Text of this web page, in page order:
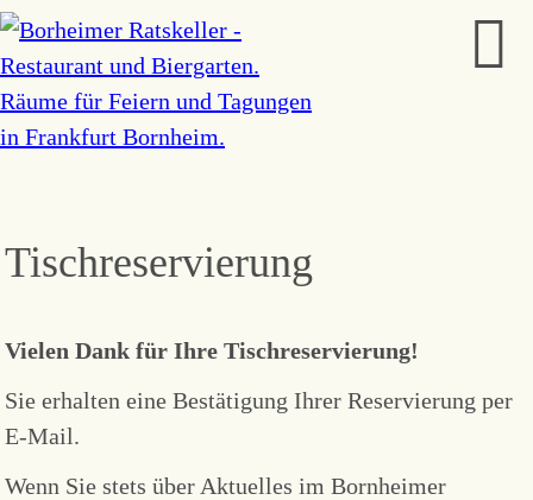
Tischreservierung
Vielen Dank für Ihre Tischreservierung!
Sie erhalten eine Bestätigung Ihrer Reservierung per
E-Mail.
Wenn Sie stets über Aktuelles im Bornheimer